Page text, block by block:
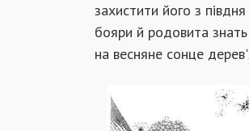
захистити його з
бояри й родовита
на весняне сонце